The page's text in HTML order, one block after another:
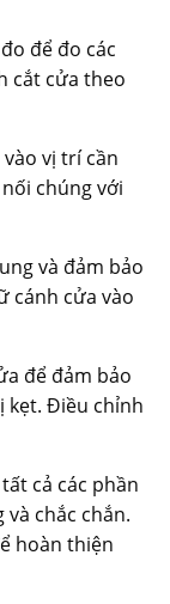
để đo các
cắt cửa theo
vị trí cần
chúng với
và đảm bảo
cánh cửa vào
để đảm bảo
kẹt. Điều chỉnh
cả các phần
chắc chắn.
hoàn thiện